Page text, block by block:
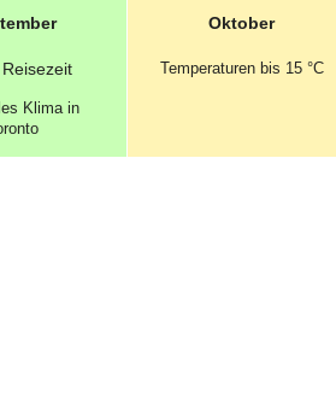
Reisezeit
Klima in
Oktober
Temperaturenbis 15 °C